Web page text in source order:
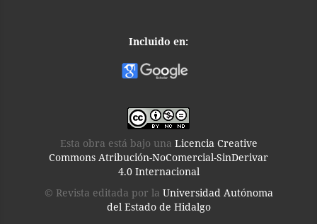
Incluido en:
Esta obra está bajo una Licencia Creative
Commons Atribución-NoComercial-SinDerivar
4.0 Internacional
© Revista editada por la Universidad Autónoma
del Estado de Hidalgo